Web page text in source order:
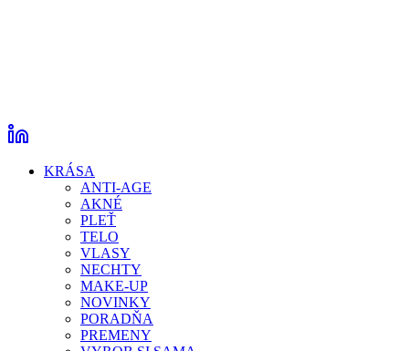
KRÁSA
ANTI-AGE
AKNÉ
PLEŤ
TELO
VLASY
NECHTY
MAKE-UP
NOVINKY
PORADŇA
PREMENY